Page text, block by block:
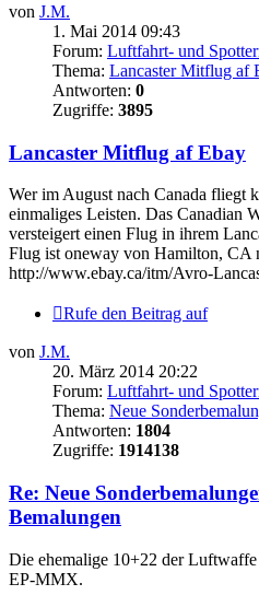
von J.M.
1. Mai 2014 09:43
Forum: Luftfahrt- und
Thema: Lancaster Mitflug af
Antworten: 0
Zugriffe: 3895
Lancaster Mitflug af Ebay
Wer im August nach Canada fliegt
einmaliges Leisten. Das Canadian
versteigert einen Flug in ihrem
Flug ist oneway von Hamilton, CA
http://www.ebay.ca/itm/Avro-
Rufe den Beitrag auf
von J.M.
20. März 2014 20:22
Forum: Luftfahrt- und
Thema: Neue
Antworten: 1804
Zugriffe: 1914138
Re: Neue
Bemalungen
Die ehemalige 10+22 der
EP-MMX.